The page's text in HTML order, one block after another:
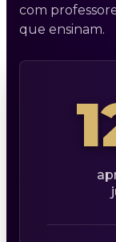
com
que ensinam.